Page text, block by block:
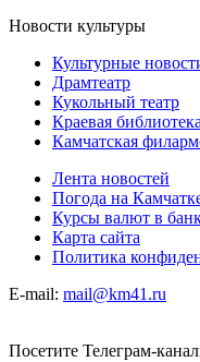
Новости культуры
Культурные
Драмтеатр
Кукольный театр
Краевая библиотека
Камчатская
Лента новостей
Погода на
Курсы валют в
Карта сайта
Политика
E-mail: mail@km41.ru
Посетите Телеграм-